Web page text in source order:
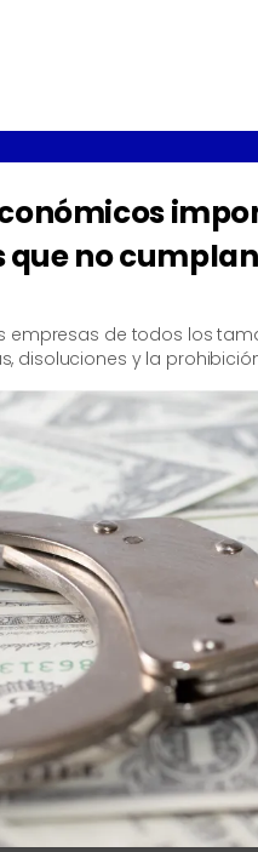
que no
empresas de todos los
disoluciones y la